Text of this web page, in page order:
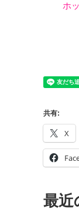
ホ
共有:
X
最近